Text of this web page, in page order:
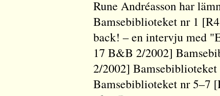
Rune Andréasson har
Bamsebiblioteket nr 1
back! – en intervju med
17 B&B 2/2002]
2/2002]
Bamsebiblioteket nr 5–7